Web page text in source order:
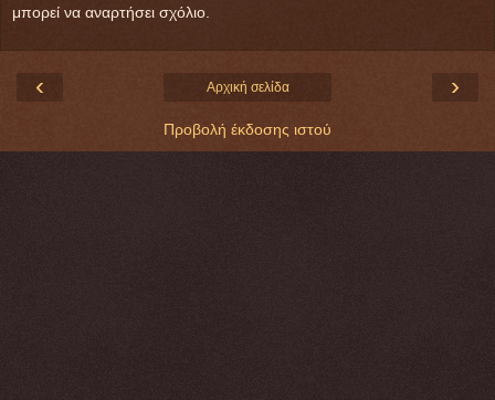
μπορεί να αναρτήσει σχόλιο.
‹ ›
Αρχική σελίδα
Προβολή έκδοσης ιστού